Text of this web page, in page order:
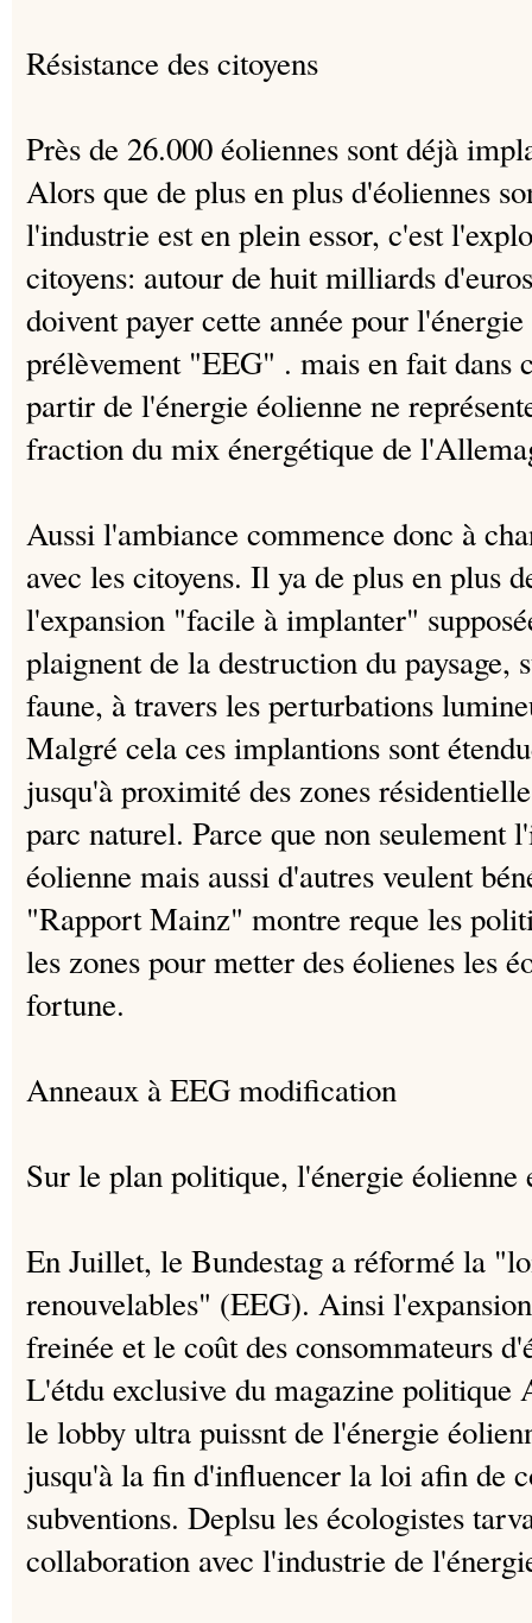
Résistance des citoyens
Près de 26.000 éoliennes sont déjà
Alors que de plus en plus d'éoliennes
l'industrie est en plein essor, c'est
citoyens: autour de huit milliards
doivent payer cette année pour
prélèvement "EEG" . mais en fait dans
partir de l'énergie éolienne ne
fraction du mix énergétique de
Aussi l'ambiance commence donc à
avec les citoyens. Il ya de plus en plus
l'expansion "facile à implanter"
plaignent de la destruction du paysage,
faune, à travers les perturbations
Malgré cela ces implantions sont
jusqu'à proximité des zones
parc naturel. Parce que non seulement
éolienne mais aussi d'autres veulent
"Rapport Mainz" montre reque les
les zones pour metter des éolienes les
fortune.
Anneaux à EEG modification
Sur le plan politique, l'énergie éolienne
En Juillet, le Bundestag a réformé la
renouvelables" (EEG). Ainsi
freinée et le coût des consommateurs
L'étdu exclusive du magazine
le lobby ultra puissnt de l'énergie
jusqu'à la fin d'influencer la loi afin de
subventions. Deplsules écologistes
collaboration avec l'industrie de